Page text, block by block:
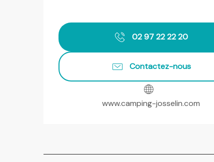
02 97 22 22 20
Contactez-nous
www.camping-josselin.com